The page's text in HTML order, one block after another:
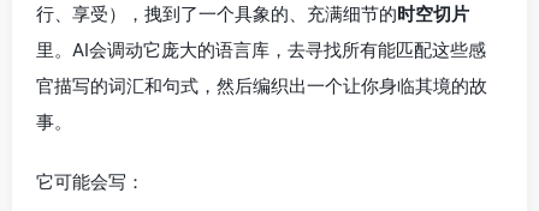
行、享受），拽到了一个具象的、充满细节的时空切片
里。AI会调动它庞大的语言库，去寻找所有能匹配这些感
官描写的词汇和句式，然后编织出一个让你身临其境的故
事。
它可能会写：